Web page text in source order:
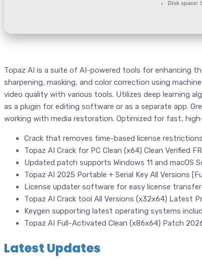
Disk space:
Topaz AI is a suite of AI-powered tools for enhancing
sharpening, masking, and color correction using
video quality with various tools. Utilizes deep learning
as a plugin for editing software or as a separate app.
working with media restoration. Optimized for fast,
Crack that removes time-based license restrictions
Topaz AI Crack for PC Clean (x64) Clean Verified
Updated patch supports Windows 11 and macOS
Topaz AI 2025 Portable + Serial Key All Versions
License updater software for easy license
Topaz AI Crack tool All Versions (x32x64) Latest
Keygen supporting latest operating systems
Topaz AI Full-Activated Clean (x86x64) Patch
Latest Updates